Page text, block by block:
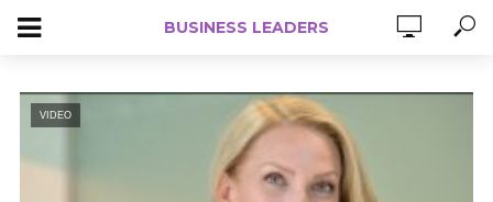
BUSINESS LEADERS
VIDEO